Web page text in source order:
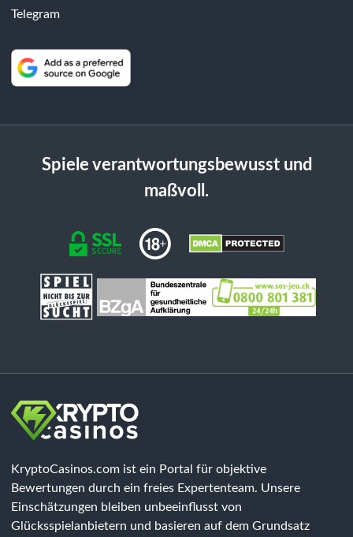
Telegram
Spiele verantwortungsbewusst und
maßvoll.
KryptoCasinos.com ist ein Portal für objektive
Bewertungen durch ein freies Expertenteam. Unsere
Einschätzungen bleiben unbeeinflusst von
Glücksspielanbietern und basieren auf dem Grundsatz